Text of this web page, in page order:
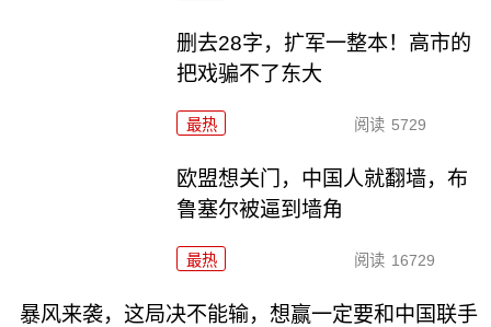
删去28字，扩军一整本！高市的
把戏骗不了东大
最热 阅读 5729
欧盟想关门，中国人就翻墙，布
鲁塞尔被逼到墙角
最热 阅读 16729
暴风来袭，这局决不能输，想赢一定要和中国联手